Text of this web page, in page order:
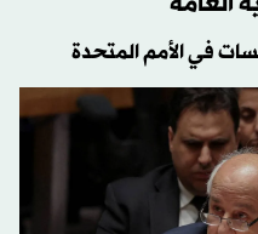
في الأمم المتحدة